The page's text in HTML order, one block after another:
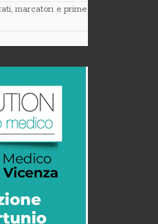
marcatori e prime